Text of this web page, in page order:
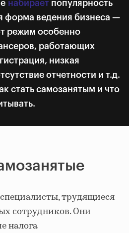
набирает популярность
форма ведения бизнеса —
режим особенно
работающих
низкая
отчетности и т.д.
стать самозанятым и что
трудящиеся
сотрудников. Они
налога